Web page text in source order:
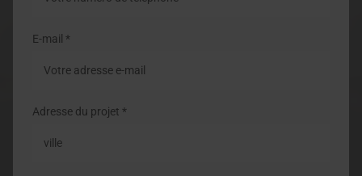
E-mail *
Adresse du projet *